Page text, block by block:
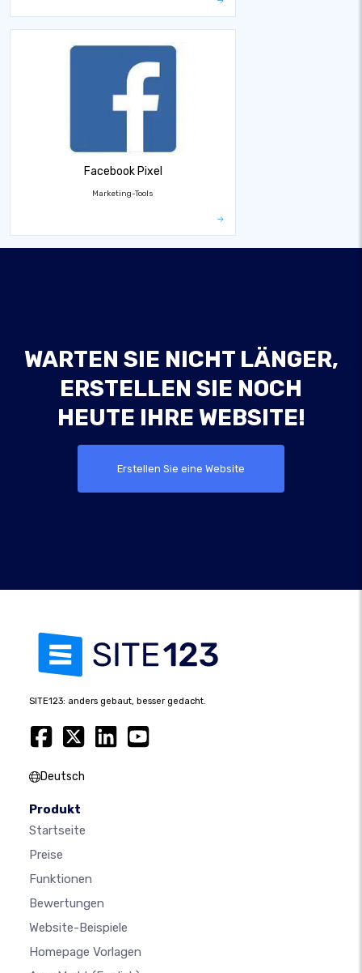
Facebook Pixel
Marketing-Tools
WARTEN SIE NICHT LÄNGER,
ERSTELLEN SIE NOCH
HEUTE IHRE WEBSITE!
Erstellen Sie eine Website
SITE123: anders gebaut, besser gedacht.
Deutsch
Produkt
Startseite
Preise
Funktionen
Bewertungen
Website-Beispiele
Homepage Vorlagen